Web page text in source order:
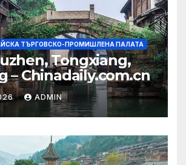
ТЪРГОВСКО-ПРОМИШЛЕНА ПАЛАТА
Tongxiang,
– Chinadaily.com.cn
ADMIN